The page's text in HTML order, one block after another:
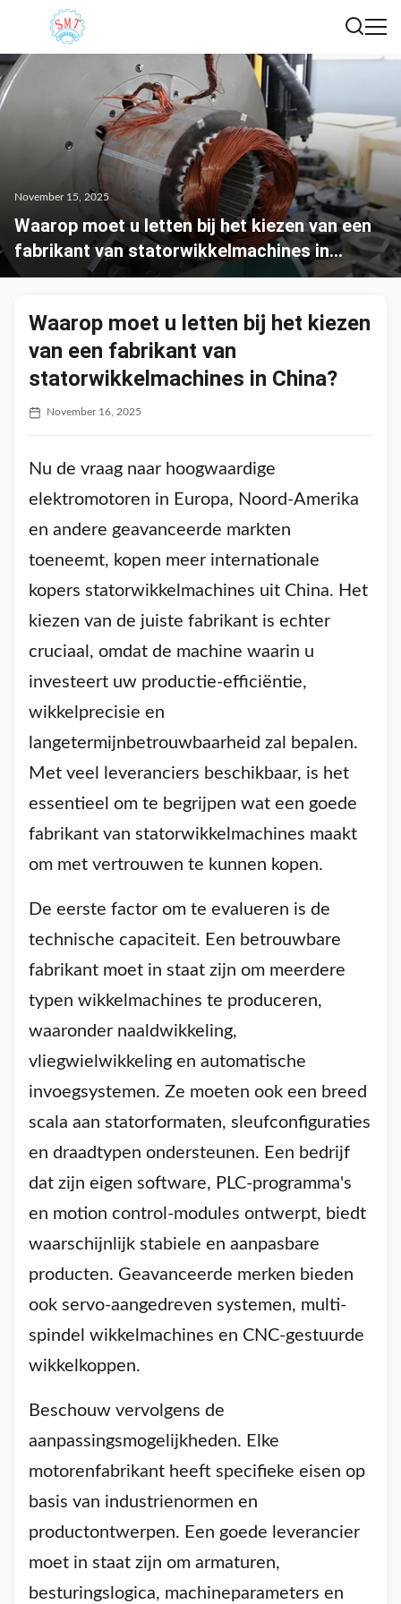
November 15, 2025
Waarop moet u letten bij het kiezen van een
fabrikant van statorwikkelmachines in
China?
Waarop moet u letten bij het kiezen
van een fabrikant van
statorwikkelmachines in China?
November 16, 2025
Nu de vraag naar hoogwaardige
elektromotoren in Europa, Noord-Amerika
en andere geavanceerde markten
toeneemt, kopen meer internationale
kopers statorwikkelmachines uit China. Het
kiezen van de juiste fabrikant is echter
cruciaal, omdat de machine waarin u
investeert uw productie-efficiëntie,
wikkelprecisie en
langetermijnbetrouwbaarheid zal bepalen.
Met veel leveranciers beschikbaar, is het
essentieel om te begrijpen wat een goede
fabrikant van statorwikkelmachines maakt
om met vertrouwen te kunnen kopen.
De eerste factor om te evalueren is de
technische capaciteit. Een betrouwbare
fabrikant moet in staat zijn om meerdere
typen wikkelmachines te produceren,
waaronder naaldwikkeling,
vliegwielwikkeling en automatische
invoegsystemen. Ze moeten ook een breed
scala aan statorformaten, sleufconfiguraties
en draadtypen ondersteunen. Een bedrijf
dat zijn eigen software, PLC-programma's
en motion control-modules ontwerpt, biedt
waarschijnlijk stabiele en aanpasbare
producten. Geavanceerde merken bieden
ook servo-aangedreven systemen, multi-
spindel wikkelmachines en CNC-gestuurde
wikkelkoppen.
Beschouw vervolgens de
aanpassingsmogelijkheden. Elke
motorenfabrikant heeft specifieke eisen op
basis van industrienormen en
productontwerpen. Een goede leverancier
moet in staat zijn om armaturen,
besturingslogica, machineparameters en